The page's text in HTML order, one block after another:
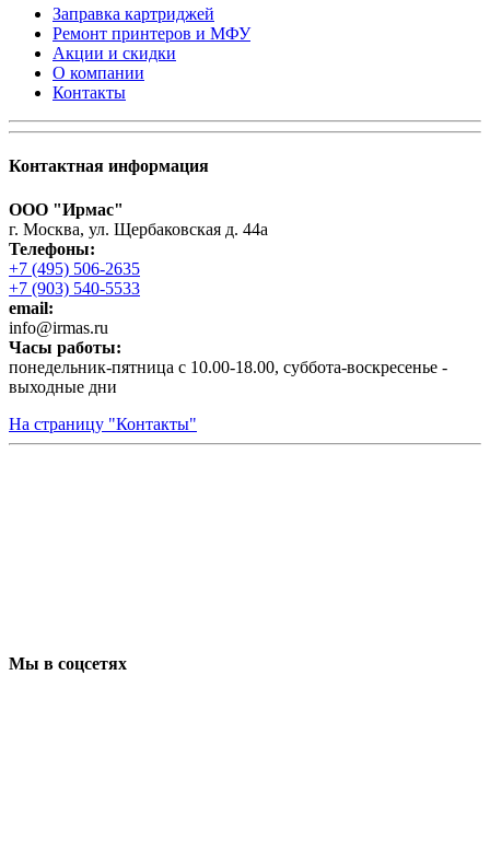
Заправка картриджей
Ремонт принтеров и МФУ
Акции и скидки
О компании
Контакты
Контактная информация
ООО "Ирмас"
г. Москва, ул. Щербаковская д. 44а
Телефоны:
+7 (495) 506-2635
+7 (903) 540-5533
email:
infо@irmas.ru
Часы работы:
понедельник-пятница с 10.00-18.00, суббота-воскресенье -
выходные дни
На страницу "Контакты"
Мы в соцсетях